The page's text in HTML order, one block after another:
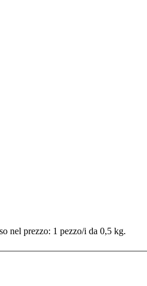
nel prezzo: 1 pezzo/i da 0,5 kg.